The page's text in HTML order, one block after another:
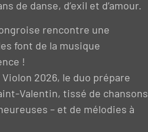
de danse, d’exil et d’amour.
rencontre une
font de la musique
!
Violon 2026, le duo prépare
Valentin, tissé de chansons
– et de mélodies à